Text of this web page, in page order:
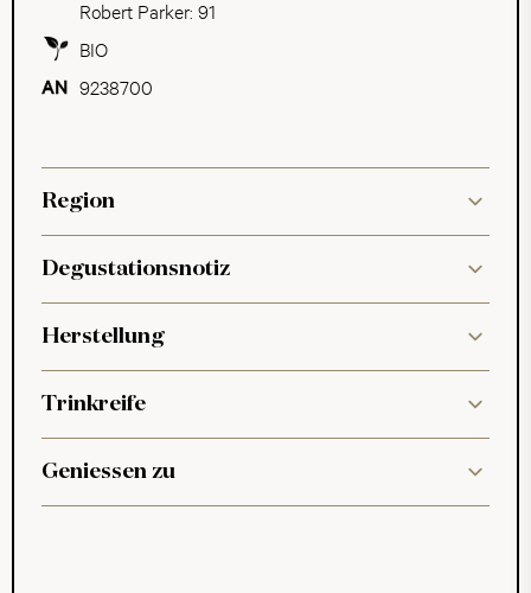
Robert Parker: 91
BIO
9238700
Region
Degustationsnotiz
Herstellung
Trinkreife
Geniessen zu